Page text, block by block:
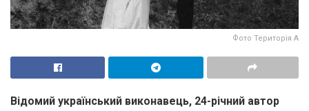
Фото Територія А
Відомий український виконавець, 24-річний автор